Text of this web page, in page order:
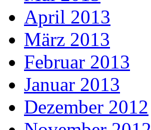
April 2013
März 2013
Februar 2013
Januar 2013
Dezember 2012